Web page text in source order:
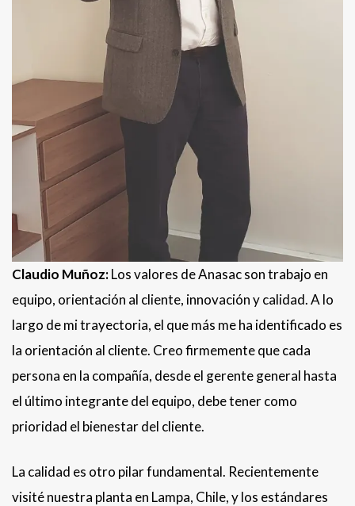
Claudio Muñoz:Los valores de Anasac son trabajo en
equipo, orientación al cliente, innovación y calidad. A lo
largo de mi trayectoria, el que más me ha identificado es
la orientación al cliente. Creo firmemente que cada
persona en la compañía, desde el gerente general hasta
el último integrante del equipo, debe tener como
prioridad el bienestar del cliente.
La calidad es otro pilar fundamental. Recientemente
visité nuestra planta en Lampa, Chile, y los estándares